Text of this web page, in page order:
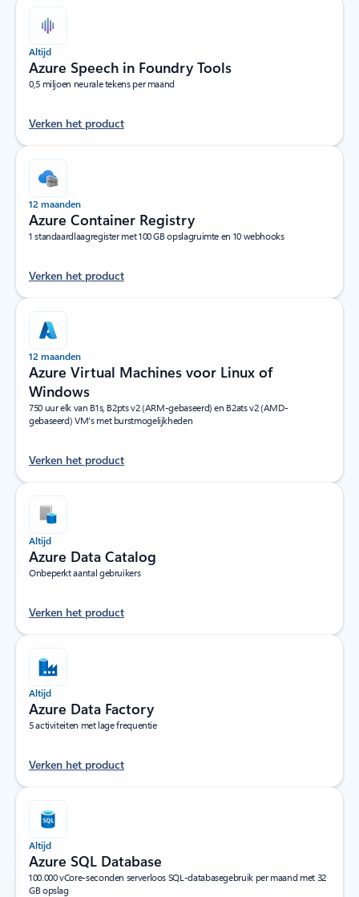
Altijd
Azure Speech in Foundry Tools
0,5 miljoen neurale tekens per maand
Verken het product
12 maanden
Azure Container Registry
1 standaardlaagregister met 100 GB opslagruimte en 10 webhooks
Verken het product
12 maanden
Azure Virtual Machines voor Linux of
Windows
750 uur elk van B1s, B2pts v2 (ARM-gebaseerd) en B2ats v2 (AMD-
gebaseerd) VM's met burstmogelijkheden
Verken het product
Altijd
Azure Data Catalog
Onbeperkt aantal gebruikers
Verken het product
Altijd
Azure Data Factory
5 activiteiten met lage frequentie
Verken het product
Altijd
Azure SQL Database
100.000 vCore-seconden serverloos SQL-databasegebruik per maand met 32
GB opslag